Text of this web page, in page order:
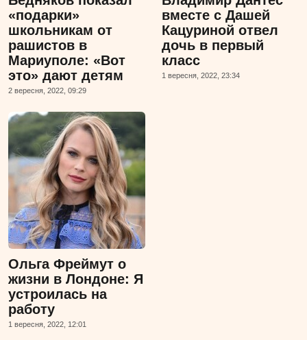
«подарки»
школьникам от
рашистов в
Мариуполе: «Вот
это» дают детям
2 вересня, 2022, 09:29
вместе с Дашей
Кацуриной отвел
дочь в первый
класс
1 вересня, 2022, 23:34
Ольга Фреймут о
жизни в Лондоне: Я
устроилась на
работу
1 вересня, 2022, 12:01